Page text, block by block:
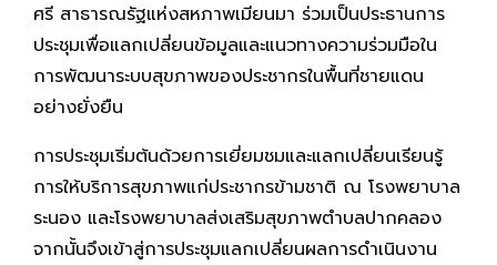
ศรี สาธารณรัฐแห่งสหภาพเมียนมา ร่วมเป็นประธานการ
ประชุมเพื่อแลกเปลี่ยนข้อมูลและแนวทางความร่วมมือใน
การพัฒนาระบบสุขภาพของประชากรในพื้นที่ชายแดน
อย่างยั่งยืน
การประชุมเริ่มต้นด้วยการเยี่ยมชมและแลกเปลี่ยนเรียนรู้
การให้บริการสุขภาพแก่ประชากรข้ามชาติ ณ โรงพยาบาล
ระนอง และโรงพยาบาลส่งเสริมสุขภาพตำบลปากคลอง
จากนั้นจึงเข้าสู่การประชุมแลกเปลี่ยนผลการดำเนินงาน